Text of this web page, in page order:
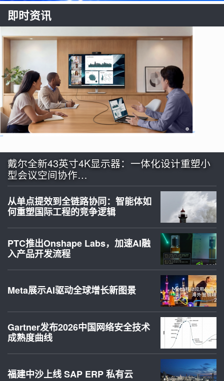
即时资讯
戴尔全新43英寸4K显示器：一体化设计重塑小
型会议空间协作…
从单点提效到全链路协同：智能体如
何重塑国际工程的竞争逻辑
PTC推出Onshape Labs，加速AI融
入产品开发流程
Meta展示AI驱动全球增长新图景
Gartner发布2026中国网络安全技术
成熟度曲线
福建中沙上线 SAP ERP 私有云